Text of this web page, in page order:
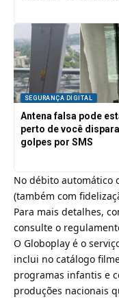
SEGURANÇA DIGITAL
Antena falsa pode
perto de você
golpes por SMS
No débito automático
(também com
Para mais detalhes,
consulte o
O Globoplay é o
inclui no catálogo
programas infantis e
produções nacionais